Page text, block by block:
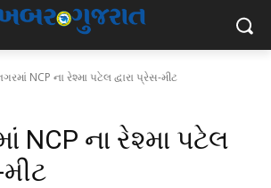
NCP ના રેશ્મા પટેલ દ્વારા પ્રેસ-મીટ
NCP ના રેશ્મા પટેલ
મીટ